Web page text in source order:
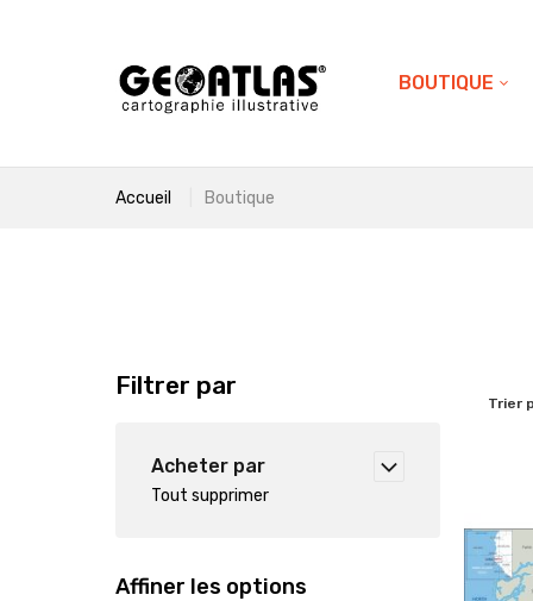
BOUTIQUE
Accueil Boutique
Trier
Filtrer par
Acheter par
Tout supprimer
Affiner les options